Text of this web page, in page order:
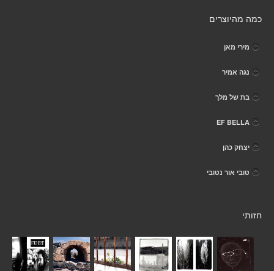
כמה מהיוצרים
מירי מאן
נגה אמיר
בת של מלך
EF BELLA
יצחק כהן
טובי אור נטובי
חזותי